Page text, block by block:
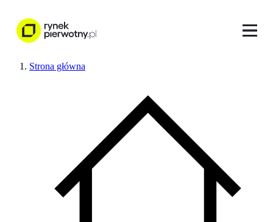
Strona główna